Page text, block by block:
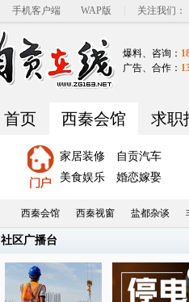
手机客户端 WAP版 关注我们：
爆料、咨询：
广告、合作：
首页 西秦会馆 求职
家居装修
自贡汽车
美食娱乐
婚恋嫁娶
西秦会馆 西秦视窗 盐都杂谈
›
社区广播台